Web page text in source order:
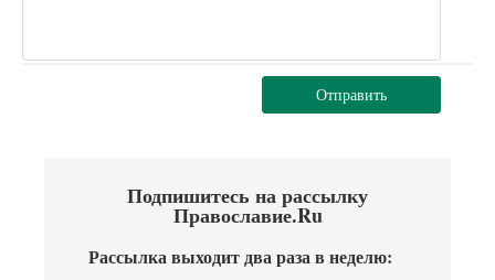
Отправить
Подпишитесь на рассылку
Православие.Ru
Рассылка выходит два раза в неделю: